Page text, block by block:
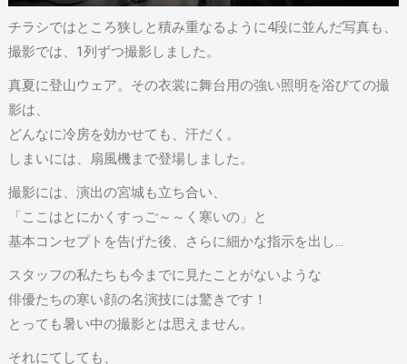
チラシではところ狭しと積み重なるように4段に並んだ写真も、
撮影では、1列ずつ撮影しました。
真夏に登山ウェア。その衣裳に舞台用の強い照明を浴びての撮
影は、
どんなに冷房を効かせても、汗だく。
しまいには、扇風機まで登場しました。
撮影には、演出の宮城も立ち合い、
「ここはとにかくすっご～～く寒いの」と
基本コンセプトを告げた後、さらに細かな指示を出し…
スタッフの私たちも今までに見たことがないような
俳優たちの寒い顔の名演技には驚きです！
とっても暑い中の撮影とは思えません。
それにてしても、